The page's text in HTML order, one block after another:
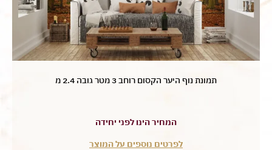
תמונת נוף היער הקסום רוחב 3 מטר גובה 2.4 מ
המחיר הינו לפני יחידה
לפרטים נוספים על המוצר